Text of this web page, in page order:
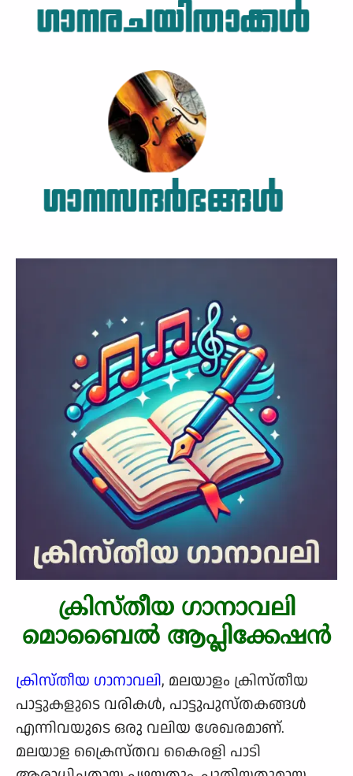
ക്രിസ്തീയ ഗാനാവലി
മൊബൈൽ ആപ്ലിക്കേഷൻ
ക്രിസ്തീയ ഗാനാവലി, മലയാളം ക്രിസ്തീയ
പാട്ടുകളുടെ വരികൾ, പാട്ടുപുസ്തകങ്ങൾ
എന്നിവയുടെ ഒരു വലിയ ശേഖരമാണ്.
മലയാള ക്രൈസ്തവ കൈരളി പാടി